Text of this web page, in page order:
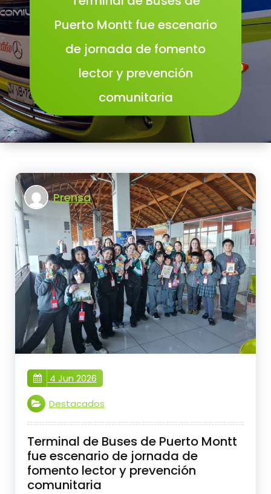
Puerto Montt fue escenario
de jornada de fomento
lector y prevención
comunitaria
Prensa
4 Jun 2026
Destacados
Terminal de Buses de Puerto Montt
fue escenario de jornada de
fomento lector y prevención
comunitaria